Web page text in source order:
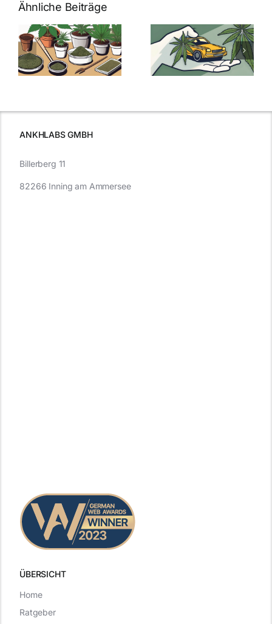
Ähnliche Beiträge
Neue THC-
Grenzwert-
Regelung:
Was Sie über
Cannabis und
müssen
Cannabis
Samen
kaufen: Alles
was Sie
ANKHLABS GMBH
ÜBERSICHT
Billerberg 11
82266 Inning am Ammersee
Home
Ratgeber